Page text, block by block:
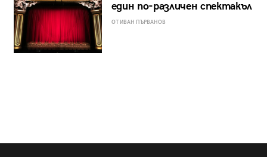
един по-различен спектакъл
ОТ ИВАН ПЪРВАНОВ